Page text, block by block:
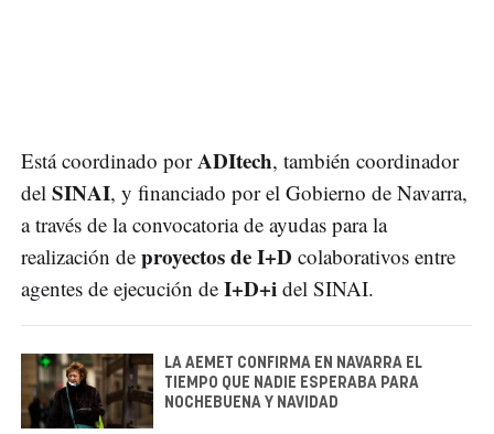
Está coordinado porADItech, también coordinador
del SINAI, y financiado por el Gobierno de Navarra,
a través de la convocatoria de ayudas para la
realización de proyectos de I+D colaborativos entre
agentes de ejecución de I+D+i del SINAI.
LA AEMET CONFIRMA EN NAVARRA EL
TIEMPO QUE NADIE ESPERABA PARA
NOCHEBUENA Y NAVIDAD